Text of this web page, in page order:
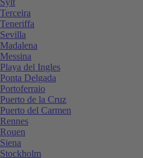
Terceira
Teneriffa
Sevilla
Madalena
Messina
Playa del Ingles
Ponta Delgada
Portoferraio
Puerto de la Cruz
Puerto del Carmen
Rennes
Rouen
Siena
Stockholm